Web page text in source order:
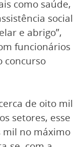
como saúde,
social
e abrigo”,
funcionários
concurso
de oito mil
setores, esse
no máximo